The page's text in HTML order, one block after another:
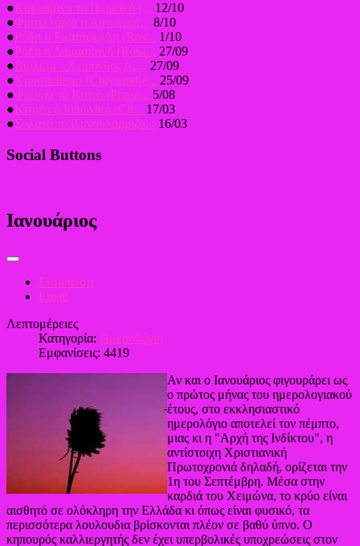
●Κυκλάμινο το Περσικό (... 12/10
●Φριτιλλάρια η Αυτοκρατ... 8/10
●Ρόδη η Εκατόφυλλη (Ros... 1/10
●Ρόδη η Δαμασκηνή (Rosa... 27/09
●Βιολέτα - Χείρανθος (C... 27/09
●Χρυσάνθεμο (Chrysanthe... 25/09
●Φασόλι το Κοινό (Phase... 5/08
●Κιτρέα η Ιαπωνική (Cit... 17/03
●Σολανό το Κονδυλόρριζο... 16/03
Social Buttons
Ιανουάριος
Εκτύπωση
Email
Λεπτομέρειες
Κατηγορία: Ημερολόγιο
Εμφανίσεις: 4419
Αν και ο Ιανουάριος φιγουράρει ως
ο πρώτος μήνας του ημερολογιακού
έτους, στο εκκλησιαστικό
ημερολόγιο αποτελεί τον πέμπτο,
μιας κι η "Αρχή της Ινδίκτου", η
αντίστοιχη Χριστιανική
Πρωτοχρονιά δηλαδή, ορίζεται την
1η του Σεπτέμβρη. Μέσα στην
καρδιά του Χειμώνα, το κρύο είναι
αισθητό σε ολόκληρη την Ελλάδα κι όπως είναι φυσικό, τα
περισσότερα λουλουδια βρίσκονται πλέον σε βαθύ ύπνο. Ο
κηπουρός καλλιεργητής δεν έχει υπερβολικές υποχρεώσεις στον